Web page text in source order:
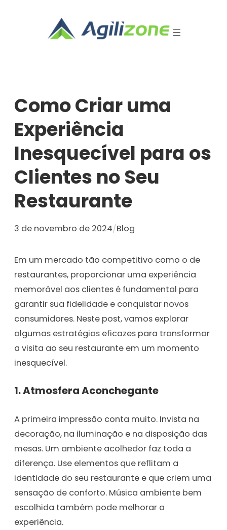
Como Criar uma
Experiência
Inesquecível para os
Clientes no Seu
Restaurante
3 de novembro de 2024/Blog
Em um mercado tão competitivo como o de
restaurantes, proporcionar uma experiência
memorável aos clientes é fundamental para
garantir sua fidelidade e conquistar novos
consumidores. Neste post, vamos explorar
algumas estratégias eficazes para transformar
a visita ao seu restaurante em um momento
inesquecível.
1.Atmosfera Aconchegante
A primeira impressão conta muito. Invista na
decoração, na iluminação e na disposição das
mesas. Um ambiente acolhedor faz toda a
diferença. Use elementos que reflitam a
identidade do seu restaurante e que criem uma
sensação de conforto. Música ambiente bem
escolhida também pode melhorar a
experiência.